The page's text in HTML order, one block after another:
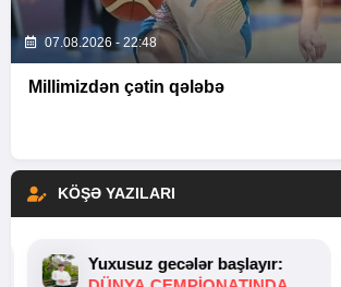
07.08.2026 - 22:48
Millimizdən çətin qələbə
KÖŞƏ YAZILARI
Yuxusuz gecələr başlayır: